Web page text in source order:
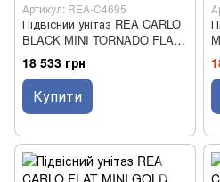
Артикул: REA-C4695
Підвісний унітаз REA CARLO
BLACK MINI TORNADO FLAT
GOLD EDGE
18 533 грн
Купити